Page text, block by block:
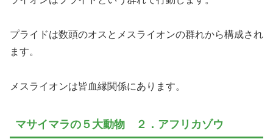
プライドは数頭のオスとメスライオンの群れから構成され
ます。
メスライオンは皆血縁関係にあります。
マサイマラの５大動物 ２．アフリカゾウ